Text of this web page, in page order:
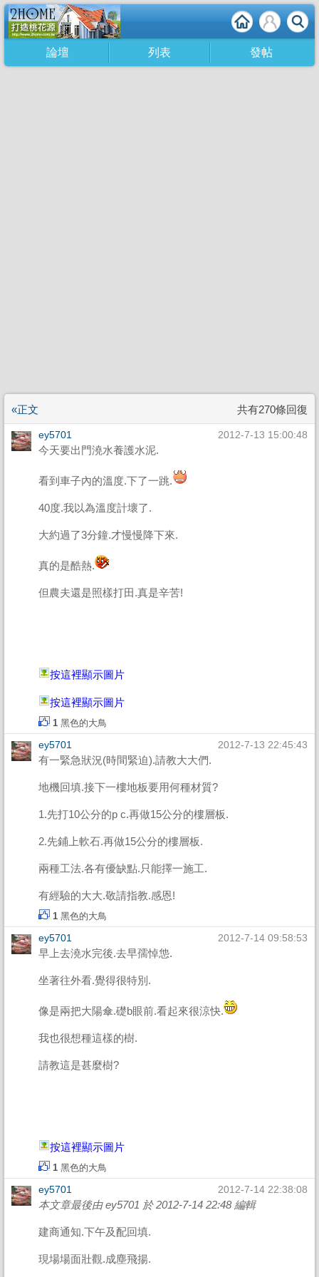
論壇 列表 發帖
«正文 共有270條回復
ey5701 2012-7-13 15:00:48
今天要出門澆水養護水泥.
看到車子內的溫度.下了一跳.
40度.我以為溫度計壞了.
大約過了3分鐘.才慢慢降下來.
真的是酷熱.
但農夫還是照樣打田.真是辛苦!
按這裡顯示圖片
按這裡顯示圖片
1 黑色的大鳥
ey5701 2012-7-13 22:45:43
有一緊急狀況(時間緊迫).請教大大們.
地機回填.接下一樓地板要用何種材質?
1.先打10公分的p c.再做15公分的樓層板.
2.先鋪上軟石.再做15公分的樓層板.
兩種工法.各有優缺點.只能擇一施工.
有經驗的大大.敬請指教.感恩!
1 黑色的大鳥
ey5701 2012-7-14 09:58:53
早上去澆水完後.去早孺悼怹.
坐著往外看.覺得很特別.
像是兩把大陽傘.礎b眼前.看起來很涼快.
我也很想種這樣的樹.
請教這是甚麼樹?
按這裡顯示圖片
1 黑色的大鳥
ey5701 2012-7-14 22:38:08
本文章最後由 ey5701 於 2012-7-14 22:48 編輯
建商通知.下午及配回填.
現場場面壯觀.成塵飛揚.